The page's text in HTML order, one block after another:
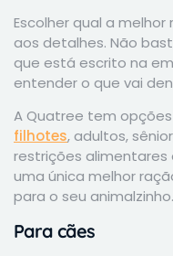
Escolher qual a
aos detalhes. Não
que está escrito na
entender o que vai
A Quatree tem
filhotes, adultos,
restrições alimentares
uma única melhor
para o seu animalzinho.
Para cães